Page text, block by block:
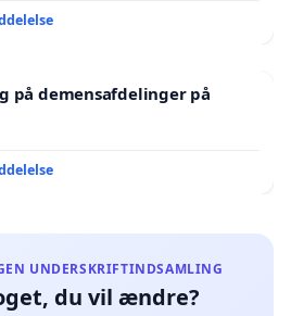
på demensafdelinger på
UNDERSKRIFTINDSAMLING
du vil ændre?